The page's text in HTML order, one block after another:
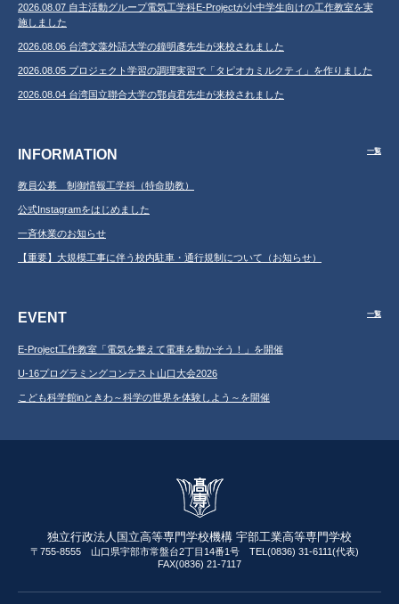
2026.08.07 自主活動グループ電気工学科E-Projectが小中学生向けの工作教室を実
施しました
2026.08.06 台湾文藻外語大学の鐘明彥先生が来校されました
2026.08.05 プロジェクト学習の調理実習で「タピオカミルクティ」を作りました
2026.08.04 台湾国立聯合大学の鄂貞君先生が来校されました
INFORMATION 一覧
教員公募 制御情報工学科（特命助教）
公式Instagramをはじめました
一斉休業のお知らせ
【重要】大規模工事に伴う校内駐車・通行規制について（お知らせ）
EVENT 一覧
E-Project工作教室「電気を整えて電車を動かそう！」を開催
U-16プログラミングコンテスト山口大会2026
こども科学館inときわ～科学の世界を体験しよう～を開催
独立行政法人国立高等専門学校機構 宇部工業高等専門学校
〒755-8555 山口県宇部市常盤台2丁目14番1号 TEL(0836) 31-6111(代表)
FAX(0836) 21-7117